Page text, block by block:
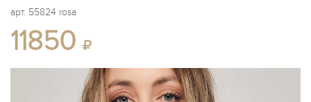
арт. 55824 rosa
11850